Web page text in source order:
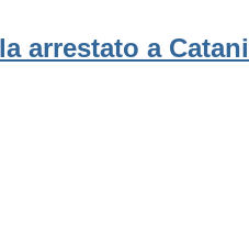
arrestato a